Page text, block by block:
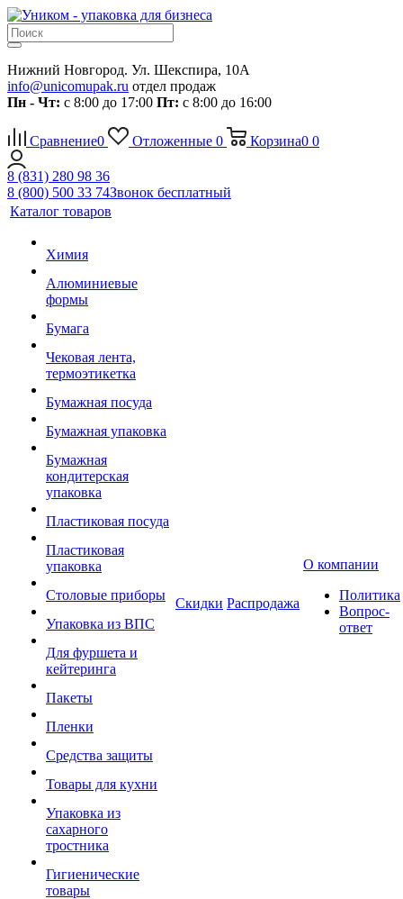
Нижний Новгород. Ул. Шекспира, 10А
info@unicomupak.ru отдел продаж
Пн - Чт: с 8:00 до 17:00 Пт: с 8:00 до 16:00
Сравнение0 Отложенные 0 Корзина0 0
8 (831) 280 98 36
8 (800) 500 33 74Звонок бесплатный
Каталог товаров
Химия
Алюминиевые
формы
Бумага
Чековая лента,
термоэтикетка
Бумажная посуда
Бумажная упаковка
Бумажная
кондитерская
упаковка
Пластиковая посуда
Пластиковая
упаковка
Столовые приборы
Упаковка из ВПС
Для фуршета и
кейтеринга
Пакеты
Пленки
Средства защиты
Товары для кухни
Упаковка из
сахарного
тростника
Гигиенические
товары
Скидки Распродажа
О компании
Политика
Вопрос-
ответ